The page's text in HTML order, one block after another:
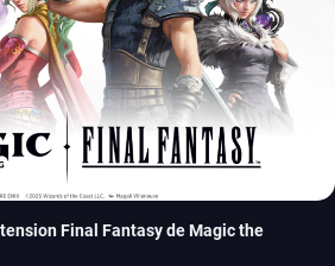
Final Fantasy de Magic the